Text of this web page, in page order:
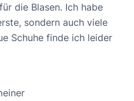
die Blasen. Ich habe
sondern auch viele
Schuhe finde ich leider